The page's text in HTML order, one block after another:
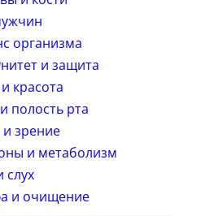
организма
и защита
красота
полость рта
и зрение
и метаболизм
и очищение